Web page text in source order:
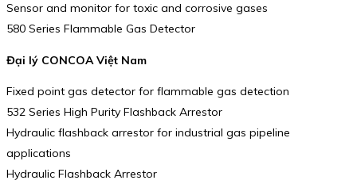
Sensor and monitor for toxic and corrosive gases
580 Series Flammable Gas Detector
Đại lý CONCOA Việt Nam
Fixed point gas detector for flammable gas detection
532 Series High Purity Flashback Arrestor
Hydraulic flashback arrestor for industrial gas pipeline
applications
Hydraulic Flashback Arrestor